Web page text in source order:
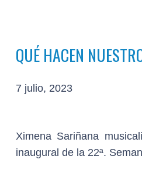
QUÉ HACEN
7 julio, 2023
Ximena Sariñana
inaugural de la 22ª.